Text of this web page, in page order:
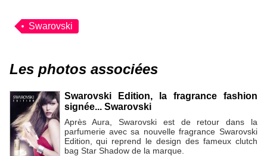
Swarovski
Les photos associées
Swarovski Edition, la fragrance fashion
signée... Swarovski
Après Aura, Swarovski est de retour dans la
parfumerie avec sa nouvelle fragrance Swarovski
Edition, qui reprend le design des fameux clutch
bag Star Shadow de la marque.